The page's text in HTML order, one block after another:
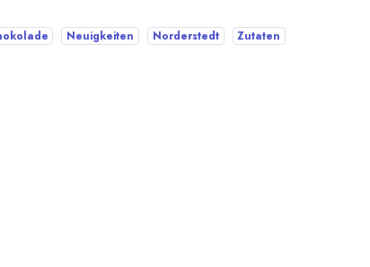
Neuigkeiten Norderstedt Zutaten